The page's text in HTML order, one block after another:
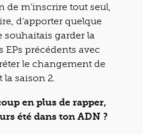
de m’inscrire tout seul,
d’apporter quelque
souhaitais garder la
EPs précédents avec
le changement de
la saison 2.
en plus de rapper,
été dans ton ADN ?